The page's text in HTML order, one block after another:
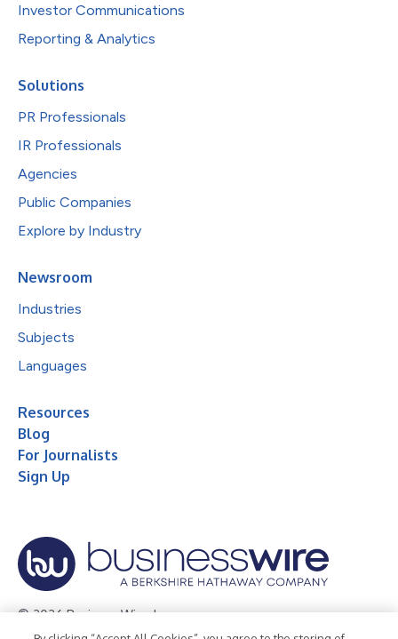
Investor Communications
Reporting & Analytics
Solutions
PR Professionals
IR Professionals
Agencies
Public Companies
Explore by Industry
Newsroom
Industries
Subjects
Languages
Resources
Blog
For Journalists
Sign Up
© 2026 Business Wire, Inc.